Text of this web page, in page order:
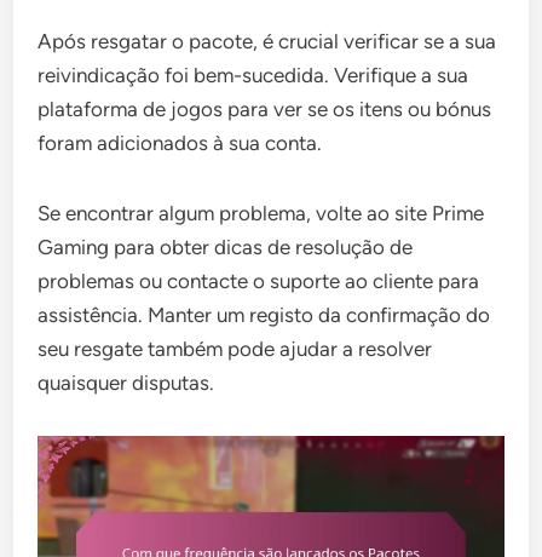
Após resgatar o pacote, é crucial verificar se a sua
reivindicação foi bem-sucedida. Verifique a sua
plataforma de jogos para ver se os itens ou bónus
foram adicionados à sua conta.
Se encontrar algum problema, volte ao site Prime
Gaming para obter dicas de resolução de
problemas ou contacte o suporte ao cliente para
assistência. Manter um registo da confirmação do
seu resgate também pode ajudar a resolver
quaisquer disputas.